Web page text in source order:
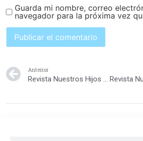
Guarda mi nombre, correo
navegador para la próxima vez
Anterior
Revista Nuestros Hijos Diciembre 2012